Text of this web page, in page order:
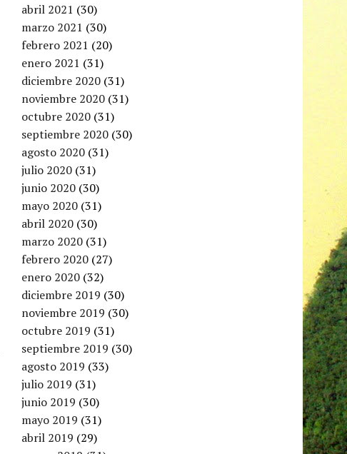
abril 2021 (30)
marzo 2021 (30)
febrero 2021 (20)
enero 2021 (31)
diciembre 2020 (31)
noviembre 2020 (31)
octubre 2020 (31)
septiembre 2020 (30)
agosto 2020 (31)
julio 2020 (31)
junio 2020 (30)
mayo 2020 (31)
abril 2020 (30)
marzo 2020 (31)
febrero 2020 (27)
enero 2020 (32)
diciembre 2019 (30)
noviembre 2019 (30)
octubre 2019 (31)
septiembre 2019 (30)
agosto 2019 (33)
julio 2019 (31)
junio 2019 (30)
mayo 2019 (31)
abril 2019 (29)